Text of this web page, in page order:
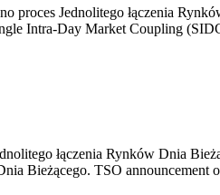
proces Jednolitego łączenia
Intra-Day Market Coupling
łączenia Rynków Dnia
Bieżącego. TSO announcement